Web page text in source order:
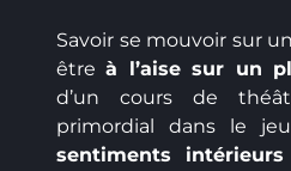
Savoir se mouvoir sur
êtreà l’aise sur un
d’un cours de
primordial dans le
sentiments intérieurs